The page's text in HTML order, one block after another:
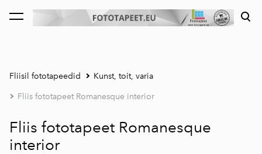
lisati ostukorvi. Vaata ostukorvi
Fliisil fototapeedid Kunst, toit, varia
Fliis fototapeet Romanesque interior
Fliis fototapeet Romanesque
interior